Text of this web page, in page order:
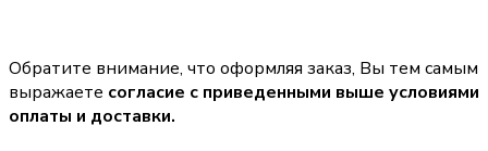
Обратите внимание, что оформляя заказ, Вы тем самым
выражаете согласие с приведенными выше условиями
оплаты и доставки.